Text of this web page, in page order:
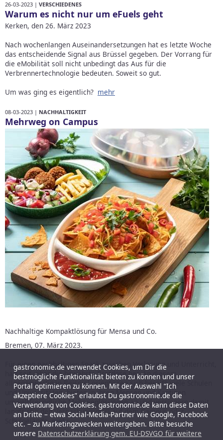
26-03-2023 | VERSCHIEDENES
Warum es nicht nur um eFuels geht
Kerken, den 26. März 2023
Nach wochenlangen Auseinandersetzungen hat es letzte Woche
das entscheidende Signal aus Brüssel gegeben. Der Vorrang für
die eMobilität soll nicht unbedingt das Aus für die
Verbrennertechnologie bedeuten. Soweit so gut.
Um was ging es eigentlich? mehr
08-03-2023 | NACHHALTIGKEIT
Mehrweg on Campus
Nachhaltige Kompaktlösung für Mensa und Co.
Bremen, 07. März 2023.
Für einen nachhaltigen Snack zwischen Vorlesung und Unterricht,
hält seit jeher die bewährte Brotdose her. An diesem
allgegenwärtigen Beispiel orientieren sich bereits viele Schulen
und Universitäten, bieten in ihren Mensen und Kantinen
umweltfreundliche Mehrweglösungen an und verringern damit
langfristig den Verpackungsmüll auf dem Campus oder
Schulgelände.mehr
gastronomie.de verwendet Cookies, um Dir die
bestmögliche Funktionalität bieten zu können und unser
Portal optimieren zu können. Mit der Auswahl “Ich
akzeptiere Cookies” erlaubst Du gastronomie.de die
Verwendung von Cookies. gastronomie.de kann diese Daten
an Dritte – etwa Social-Media-Partner wie Google, Facebook
etc. – zu Marketingzwecken weitergeben. Bitte besuche
unsere Datenschutzerklärung gem. EU-DSVGO für weitere